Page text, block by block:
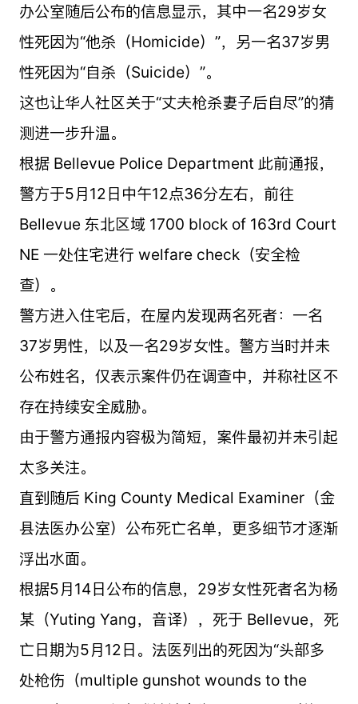
办公室随后公布的信息显示，其中一名29岁女
性死因为“他杀（Homicide）”，另一名37岁男
性死因为“自杀（Suicide）”。
这也让华人社区关于“丈夫枪杀妻子后自尽”的猜
测进一步升温。
根据 Bellevue Police Department 此前通报，
警方于5月12日中午12点36分左右，前往
Bellevue 东北区域 1700 block of 163rd Court
NE 一处住宅进行 welfare check（安全检
查）。
警方进入住宅后，在屋内发现两名死者：一名
37岁男性，以及一名29岁女性。警方当时并未
公布姓名，仅表示案件仍在调查中，并称社区不
存在持续安全威胁。
由于警方通报内容极为简短，案件最初并未引起
太多关注。
直到随后 King County Medical Examiner（金
县法医办公室）公布死亡名单，更多细节才逐渐
浮出水面。
根据5月14日公布的信息，29岁女性死者名为杨
某（Yuting Yang，音译），死于 Bellevue，死
亡日期为5月12日。法医列出的死因为“头部多
处枪伤（multiple gunshot wounds to the